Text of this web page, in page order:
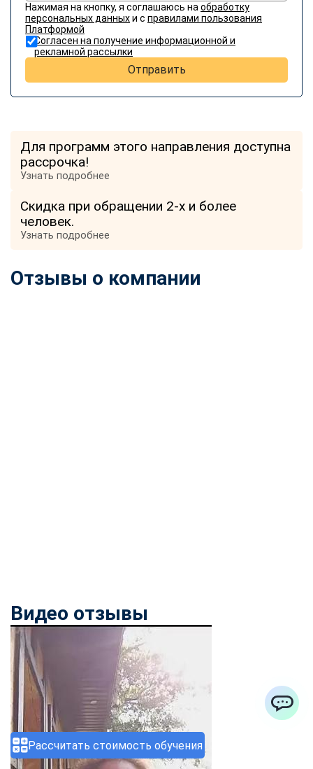
Рассчитать стоимость обучения
Нажимая на кнопку, я соглашаюсь на обработку
персональных данныхи с правилами пользования
Платформой
Согласен на получение информационной и
рекламной рассылки
Отправить
Для программ этого направления доступна
рассрочка!
Узнать подробнее
Скидка при обращении 2-х и более
человек.
Узнать подробнее
Отзывы о компании
Видео отзывы
online
Свяжитесь с нами через любой удобный мессенджер!
ChatApp